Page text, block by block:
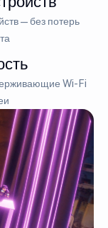
— без потерь
Wi-Fi